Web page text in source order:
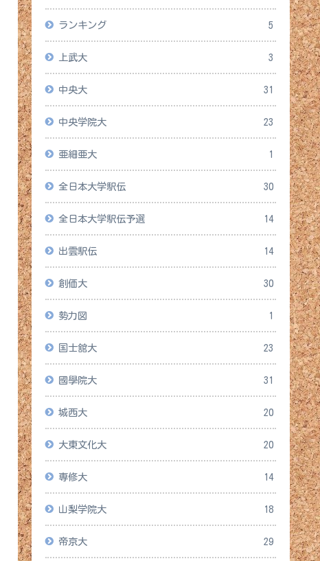
ランキング 5
上武大 3
中央大 31
中央学院大 23
亜細亜大 1
全日本大学駅伝 30
全日本大学駅伝予選 14
出雲駅伝 14
創価大 30
勢力図 1
国士舘大 23
國學院大 31
城西大 20
大東文化大 20
専修大 14
山梨学院大 18
帝京大 29